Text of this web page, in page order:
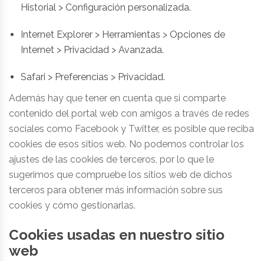
Historial > Configuración personalizada.
Internet Explorer > Herramientas > Opciones de
Internet > Privacidad > Avanzada.
Safari > Preferencias > Privacidad.
Además hay que tener en cuenta que si comparte
contenido del portal web con amigos a través de redes
sociales como Facebook y Twitter, es posible que reciba
cookies de esos sitios web. No podemos controlar los
ajustes de las cookies de terceros, por lo que le
sugerimos que compruebe los sitios web de dichos
terceros para obtener más información sobre sus
cookies y cómo gestionarlas.
Cookies usadas en nuestro sitio
web